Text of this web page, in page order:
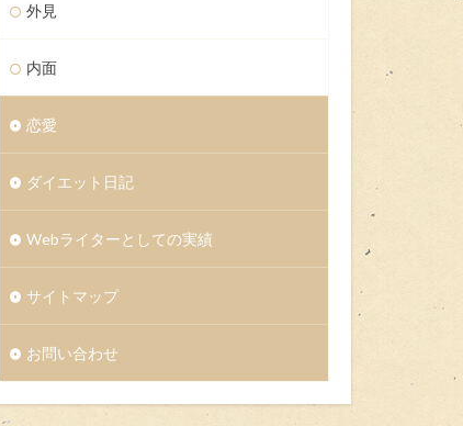
外見
内面
恋愛
ダイエット日記
Webライターとしての実績
サイトマップ
お問い合わせ